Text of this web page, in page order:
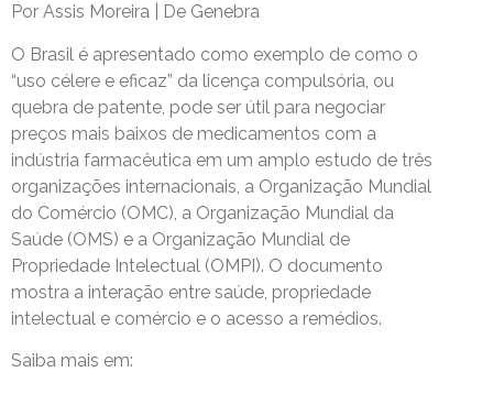
Por Assis Moreira | De Genebra
O Brasil é apresentado como exemplo de como o
“uso célere e eficaz” da licença compulsória, ou
quebra de patente, pode ser útil para negociar
preços mais baixos de medicamentos com a
indústria farmacêutica em um amplo estudo de três
organizações internacionais, a Organização Mundial
do Comércio (OMC), a Organização Mundial da
Saúde (OMS) e a Organização Mundial de
Propriedade Intelectual (OMPI). O documento
mostra a interação entre saúde, propriedade
intelectual e comércio e o acesso a remédios.
Saiba mais em: